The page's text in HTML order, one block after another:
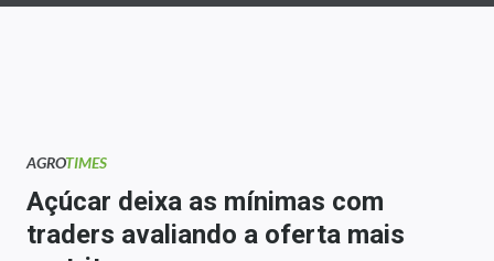
AGROTIMES
Newsletters
Money Trader
AGROTIMES
Açúcar deixa as mínimas com
traders avaliando a oferta mais